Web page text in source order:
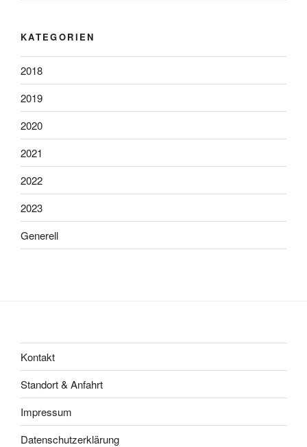
KATEGORIEN
2018
2019
2020
2021
2022
2023
Generell
Kontakt
Standort & Anfahrt
Impressum
Datenschutzerklärung